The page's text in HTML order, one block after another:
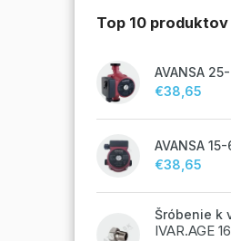
Top 10 produktov
€38,65
€38,65
IVAR.AGE 16